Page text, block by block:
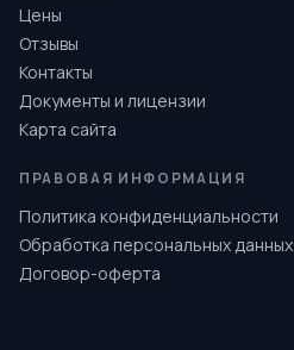
Цены
Отзывы
Контакты
Документы и лицензии
Карта сайта
ПРАВОВАЯ ИНФОРМАЦИЯ
Политика конфиденциальности
Обработка персональных данных
Договор-оферта